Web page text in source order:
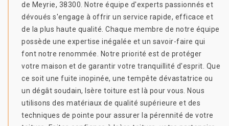
de Meyrie, 38300. Notre équipe d'experts passionnés et
dévoués s'engage à offrir un service rapide, efficace et
de la plus haute qualité. Chaque membre de notre équipe
possède une expertise inégalée et un savoir-faire qui
font notre renommée. Notre priorité est de protéger
votre maison et de garantir votre tranquillité d'esprit. Que
ce soit une fuite inopinée, une tempête dévastatrice ou
un dégât soudain, Isère toiture est là pour vous. Nous
utilisons des matériaux de qualité supérieure et des
techniques de pointe pour assurer la pérennité de votre